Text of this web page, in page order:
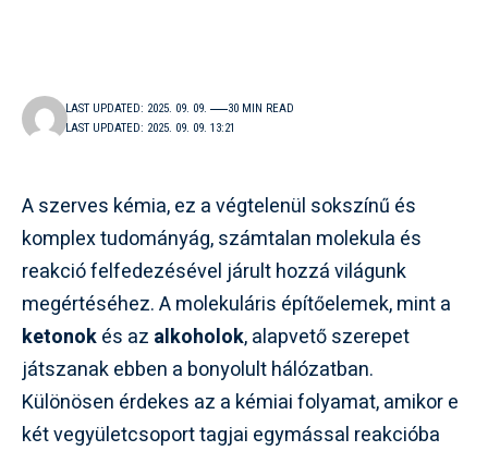
LAST UPDATED: 2025. 09. 09. 13:21
LAST UPDATED: 2025. 09. 09. 30 MIN READ
A szerves kémia, ez a végtelenül sokszínű és
komplex tudományág, számtalan molekula és
reakció felfedezésével járult hozzá világunk
megértéséhez. A molekuláris építőelemek, mint a
ketonokés az alkoholok, alapvető szerepet
játszanak ebben a bonyolult hálózatban.
Különösen érdekes az a kémiai folyamat, amikor e
két vegyületcsoport tagjai egymással reakcióba